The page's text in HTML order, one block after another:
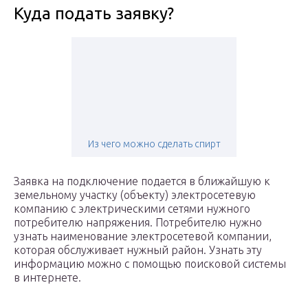
Куда подать заявку?
Из чего можно сделать спирт
Заявка на подключение подается в ближайшую к
земельному участку (объекту) электросетевую
компанию с электрическими сетями нужного
потребителю напряжения. Потребителю нужно
узнать наименование электросетевой компании,
которая обслуживает нужный район. Узнать эту
информацию можно с помощью поисковой системы
в интернете.